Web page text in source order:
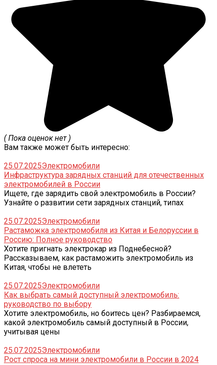
( Пока оценок нет )
Вам также может быть интересно:
25.07.2025Электромобили
Инфраструктура зарядных станций для отечественных
электромобилей в России
Ищете, где зарядить свой электромобиль в России?
Узнайте о развитии сети зарядных станций, типах
25.07.2025Электромобили
Растаможка электромобиля из Китая и Белоруссии в
Россию: Полное руководство
Хотите пригнать электрокар из Поднебесной?
Рассказываем, как растаможить электромобиль из
Китая, чтобы не влететь
25.07.2025Электромобили
Как выбрать самый доступный электромобиль:
руководство по выбору
Хотите электромобиль, но боитесь цен? Разбираемся,
какой электромобиль самый доступный в России,
учитывая цены
25.07.2025Электромобили
Рост спроса на мини электромобили в России в 2024